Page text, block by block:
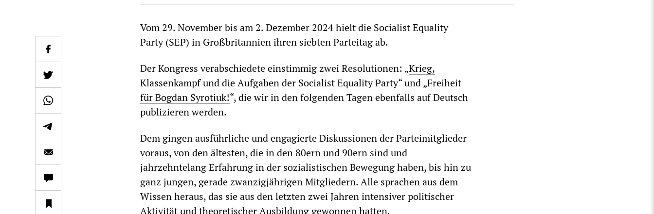
Vom 29. November bis am 2. Dezember 2024 hielt die Socialist Equality
Party (SEP) in Großbritannien ihren siebten Parteitag ab.
Der Kongress verabschiedete einstimmig zwei Resolutionen: „Krieg,
Klassenkampf und die Aufgaben der Socialist Equality Party“ und „Freiheit
für Bogdan Syrotiuk!“, die wir in den folgenden Tagen ebenfalls auf Deutsch
publizieren werden.
Dem gingen ausführliche und engagierte Diskussionen der Parteimitglieder
voraus, von den ältesten, die in den 80ern und 90ern sind und
jahrzehntelang Erfahrung in der sozialistischen Bewegung haben, bis hin zu
ganz jungen, gerade zwanzigjährigen Mitgliedern. Alle sprachen aus dem
Wissen heraus, das sie aus den letzten zwei Jahren intensiver politischer
Aktivität und theoretischer Ausbildung gewonnen hatten.